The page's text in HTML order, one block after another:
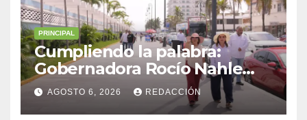
PRINCIPAL
Cumpliendo la palabra:
Gobernadora Rocío Nahle
impulsa la gran rehabilitación
del Centro Histórico de
AGOSTO 6, 2026 REDACCIÓN